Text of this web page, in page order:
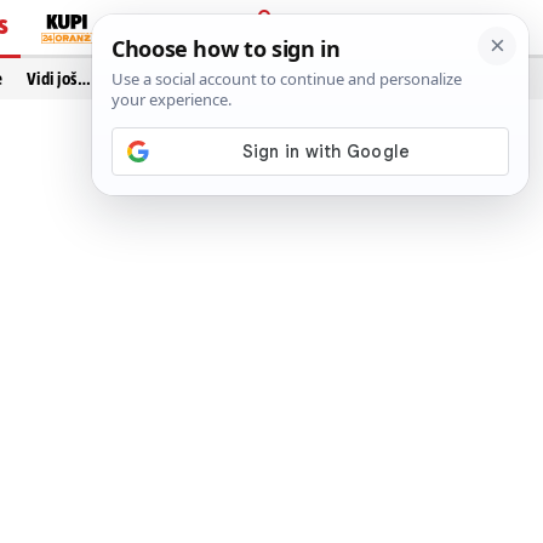
PRIJAVA
Vidi još…